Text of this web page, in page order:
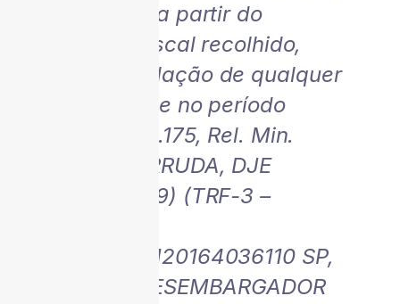
da SELIC, a partir do
indébito fiscal recolhido,
sem cumulação de qualquer
outro índice no período
(RESP 1.111.175, Rel. Min.
DENISE ARRUDA, DJE
01/07/2009) (TRF-3 –
00013695120164036110 SP,
Relator: DESEMBARGADOR